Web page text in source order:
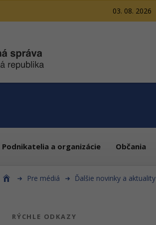
03. 08. 2026
Podnikatelia a organizácie Občania
Pre médiá Ďalšie novinky a aktuality
RÝCHLE ODKAZY